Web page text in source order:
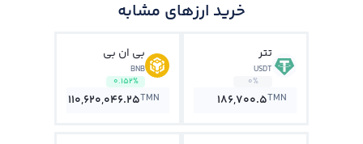
خرید ارزهای مشابه
تتر
USDT
0%
186,700.5TMN
بی ان بی
BNB
0.152%
110,620,046.25TMN